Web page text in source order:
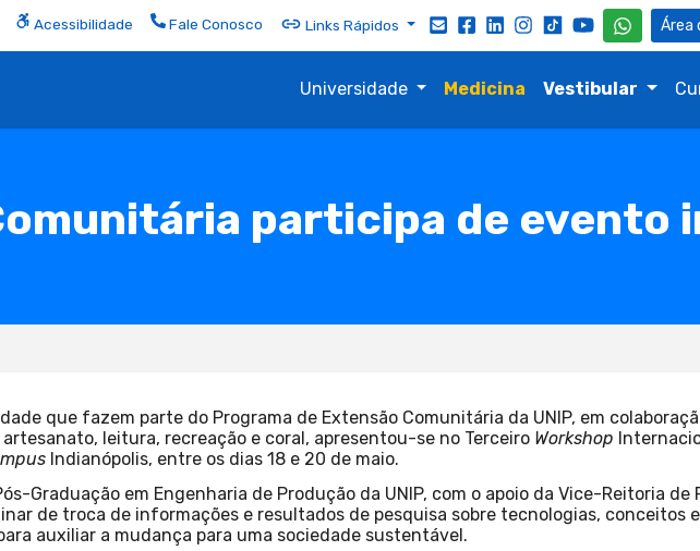
Acessibilidade Fale Conosco Links Rápidos
Universidade Medicina Vestibular
participa de evento
que fazem parte do Programa de Extensão Comunitária da UNIP, em
leitura, recreação e coral, apresentou-se no Terceiro Workshop
Indianópolis, entre os dias 18 e 20 de maio.
Graduação em Engenharia de Produção da UNIP, com o apoio da Vice-Reitoria de
de troca de informações e resultados de pesquisa sobre tecnologias, conceitos
auxiliar a mudança para uma sociedade sustentável.